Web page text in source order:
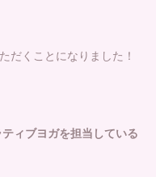
だくことになりました！
ィブヨガを担当している